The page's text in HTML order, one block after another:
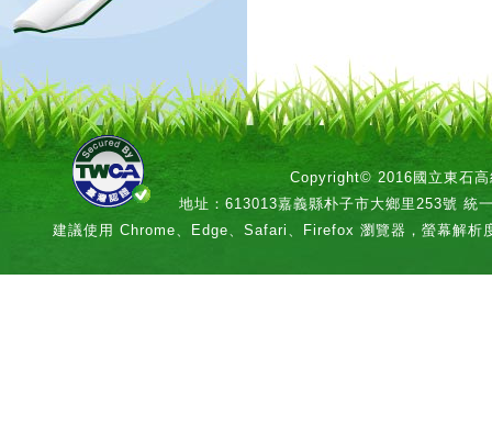
Copyright© 2016國立東石高
地址：613013嘉義縣朴子市大鄉里253號 統
建議使用 Chrome、Edge、Safari、Firefox 瀏覽器，螢幕解